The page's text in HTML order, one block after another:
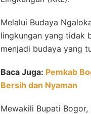
Melalui Budaya
lingkungan yang tidak
menjadi budaya yang
Baca Juga: Pemkab
Bersih dan Nyaman
Mewakili Bupati